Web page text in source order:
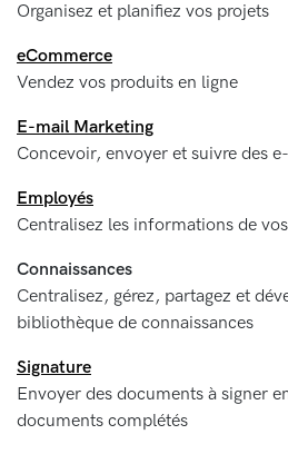
Organisez et planifiez vos projets
eCommerce
Vendez vos produits en ligne
E-mail Marketing
Concevoir, envoyer et suivre des
Employés
Centralisez les informations de
Connaissances
Centralisez, gérez, partagez et
bibliothèque de connaissances
Signature
Envoyer des documents à signer
documents complétés